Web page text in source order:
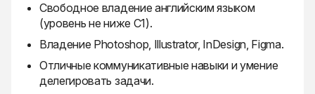
Свободное владение английским языком
(уровень не ниже С1).
Владение Photoshop, Illustrator, InDesign, Figma.
Отличные коммуникативные навыки и умение
делегировать задачи.